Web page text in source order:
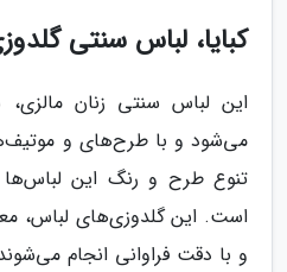
کبایا، لباس سنتی
این لباس سنتی زنان مالزی،
می‌شود و با طرح‌های و
تنوع طرح و رنگ این لباس‌ها
است. این گلدوزی‌های لباس،
و با دقت فراوانی انجام